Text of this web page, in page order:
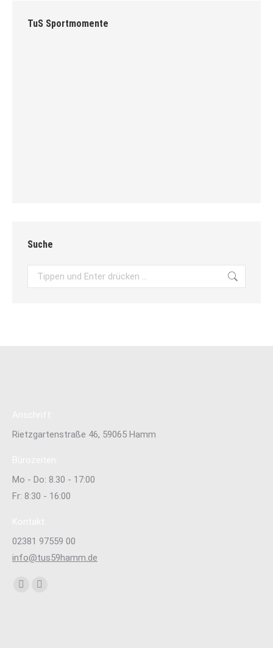
TuS Sportmomente
Suche
Search:
Rietzgartenstraße 46, 59065 Hamm
Mo - Do: 8.30 - 17:00
Fr: 8:30 - 16:00
02381 97559 00
info@tus59hamm.de
Finden Sie uns auf: